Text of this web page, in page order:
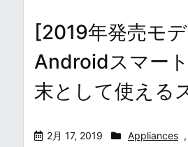
[2019年発売モ
Androidスマー
末として使える
2月 17, 2019 Appliances ,